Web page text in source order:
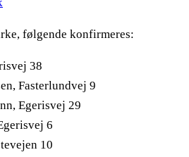
følgende konfirmeres:
38
Fasterlundvej 9
Egerisvej 29
6
10